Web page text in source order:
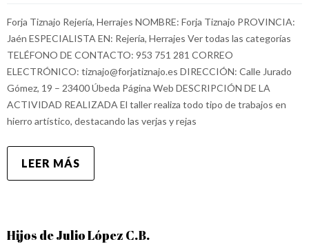
Forja Tiznajo Rejería, Herrajes NOMBRE: Forja Tiznajo PROVINCIA:
Jaén ESPECIALISTA EN: Rejería, Herrajes Ver todas las categorías
TELÉFONO DE CONTACTO: 953 751 281 CORREO
ELECTRÓNICO: tiznajo@forjatiznajo.es DIRECCIÓN: Calle Jurado
Gómez, 19 – 23400 Úbeda Página Web DESCRIPCIÓN DE LA
ACTIVIDAD REALIZADA El taller realiza todo tipo de trabajos en
hierro artístico, destacando las verjas y rejas
LEER MÁS
Hijos de Julio López C.B.